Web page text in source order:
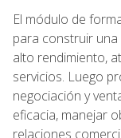
El módulo de
para construir
alto rendimiento,
servicios. Luego
negociación y
eficacia, manejar
relaciones